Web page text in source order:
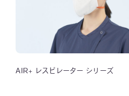
AIR+ レスピレーター シリーズ